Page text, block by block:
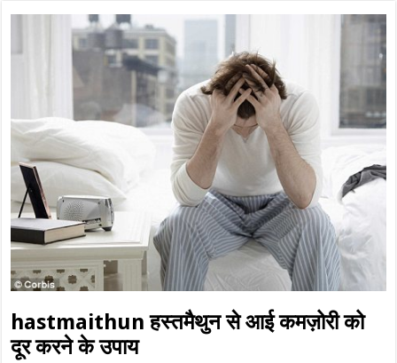
hastmaithun हस्तमैथुन से आई कमज़ोरी को
दूर करने के उपाय